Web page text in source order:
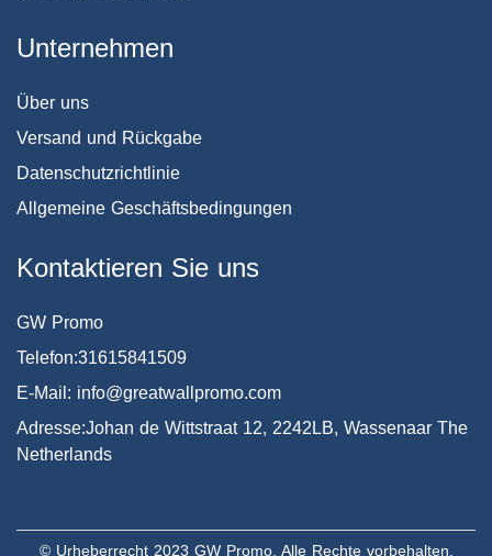
Unternehmen
Über uns
Versand und Rückgabe
Datenschutzrichtlinie
Allgemeine Geschäftsbedingungen
Kontaktieren Sie uns
GW Promo
Telefon:31615841509
E-Mail: info@greatwallpromo.com
Adresse:Johan de Wittstraat 12, 2242LB, Wassenaar The
Netherlands
© Urheberrecht 2023 GW Promo. Alle Rechte vorbehalten.